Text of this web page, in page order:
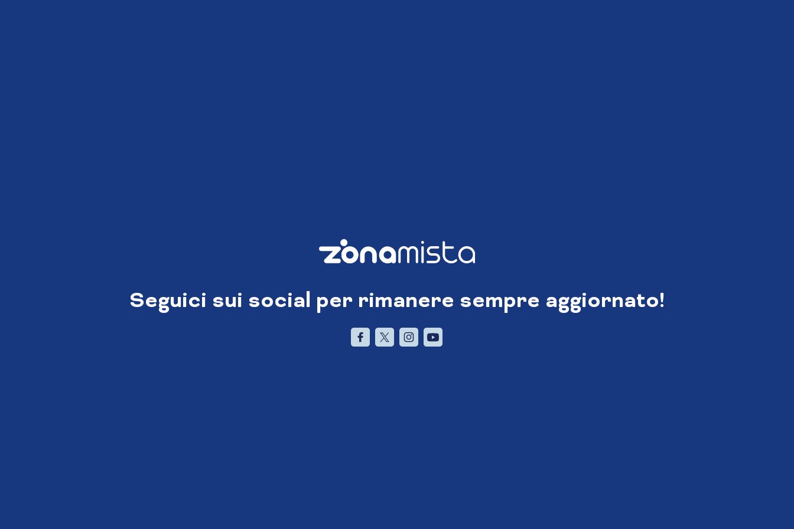
Seguici sui social per rimanere sempre aggiornato!